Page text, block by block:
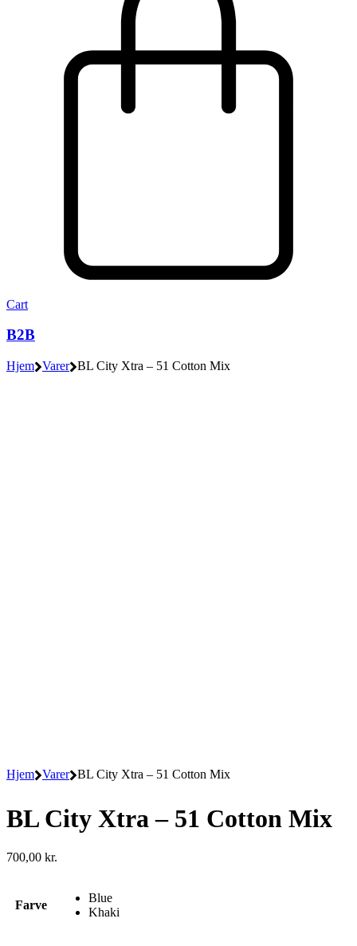
Cart
B2B
Hjem Varer BL City Xtra – 51 Cotton Mix
Hjem Varer BL City Xtra – 51 Cotton Mix
BL City Xtra – 51 Cotton Mix
700,00 kr.
Farve
Blue
Khaki